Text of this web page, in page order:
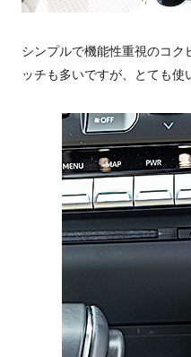
シンプルで機能性重視のコク
ッチも多いですが、とても使